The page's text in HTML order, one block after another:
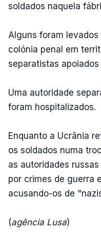
soldados naquela
Alguns foram
colónia penal em
separatistas
Uma autoridade
foram hospitalizados.
Enquanto a Ucrânia
os soldados numa
as autoridades
por crimes de guerra
acusando-os de
(agência Lusa)